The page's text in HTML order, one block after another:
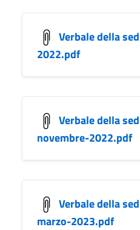
Verbale della
2022.pdf
Verbale della
novembre-2022.pdf
Verbale della
marzo-2023.pdf